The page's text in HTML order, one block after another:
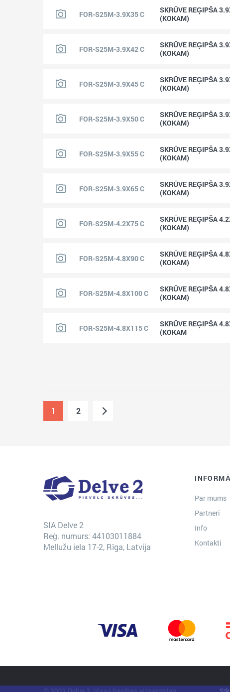
FOR-S25M-3.9X35 C
SKRŪVE REĢIPŠA
(KOKAM)
FOR-S25M-3.9X42 C
SKRŪVE REĢIPŠA
(KOKAM)
FOR-S25M-3.9X45 C
SKRŪVE REĢIPŠA
(KOKAM)
FOR-S25M-3.9X50 C
SKRŪVE REĢIPŠA
(KOKAM)
FOR-S25M-3.9X55 C
SKRŪVE REĢIPŠA
(KOKAM)
FOR-S25M-3.9X65 C
SKRŪVE REĢIPŠA
(KOKAM)
FOR-S25M-4.2X75 C
SKRŪVE REĢIPŠA
(KOKAM)
FOR-S25M-4.8X90 C
SKRŪVE REĢIPŠA
(KOKAM)
FOR-S25M-4.8X100 C
SKRŪVE REĢIPŠA
(KOKAM)
FOR-S25M-4.8X115 C
SKRŪVE REĢIPŠA
(KOKAM
1 2
SIA Delve 2
Reģ. numurs: 44103011884
Mellužu iela 17-2, Rīga, Latvija
Par mums
Partneri
Info
Kontakti